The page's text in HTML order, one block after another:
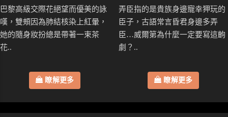
巴黎高級交際花絕望而優美的詠
嘆，雙頰因為肺結核染上紅暈，
她的隨身妝扮總是帶著一束茶
花..
瞭解更多
弄臣指的是貴族身邊寵幸狎玩的
臣子，古語常言昏君身邊多弄
臣…威爾第為什麼一定要寫這齣
劇？..
瞭解更多